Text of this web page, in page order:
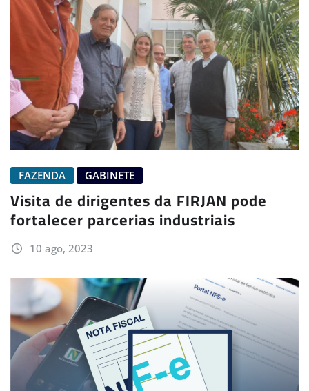
FAZENDA GABINETE
Visita de dirigentes da FIRJAN pode
fortalecer parcerias industriais
10 ago, 2023